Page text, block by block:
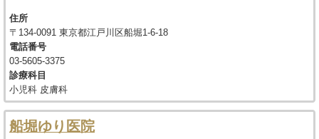
住所
〒134-0091 東京都江戸川区船堀1-6-18
電話番号
03-5605-3375
診療科目
小児科 皮膚科
船堀ゆり医院